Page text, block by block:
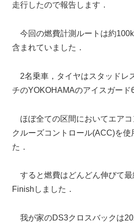
走行したので報告します．
今回の燃費計測ルートは約
含まれていました．
2名乗車，タイヤはスタッドレ
チのYOKOHAMAのアイスガード
ほぼ全ての区間においてエアコ
クルーズコントロール(ACC)を使
た．
すると燃費はどんどん伸びて最
Finishしました．
我が家のDS3クロスバックは